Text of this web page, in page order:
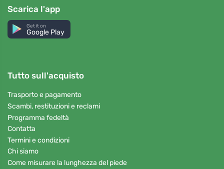
Scarica l'app
Get it on
Google Play
Tutto sull'acquisto
Trasporto e pagamento
Scambi, restituzioni e reclami
Programma fedeltà
Contatta
Termini e condizioni
Chi siamo
Come misurare la lunghezza del piede